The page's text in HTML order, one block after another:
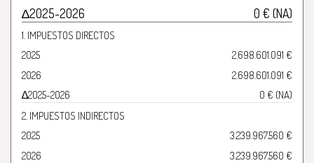
∆2025-2026
0 € (NA)
1. IMPUESTOS DIRECTOS
2025
2.698.601.091 €
2026
2.698.601.091 €
∆2025-2026
0 € (NA)
2. IMPUESTOS INDIRECTOS
2025
3.239.967.560 €
2026
3.239.967.560 €